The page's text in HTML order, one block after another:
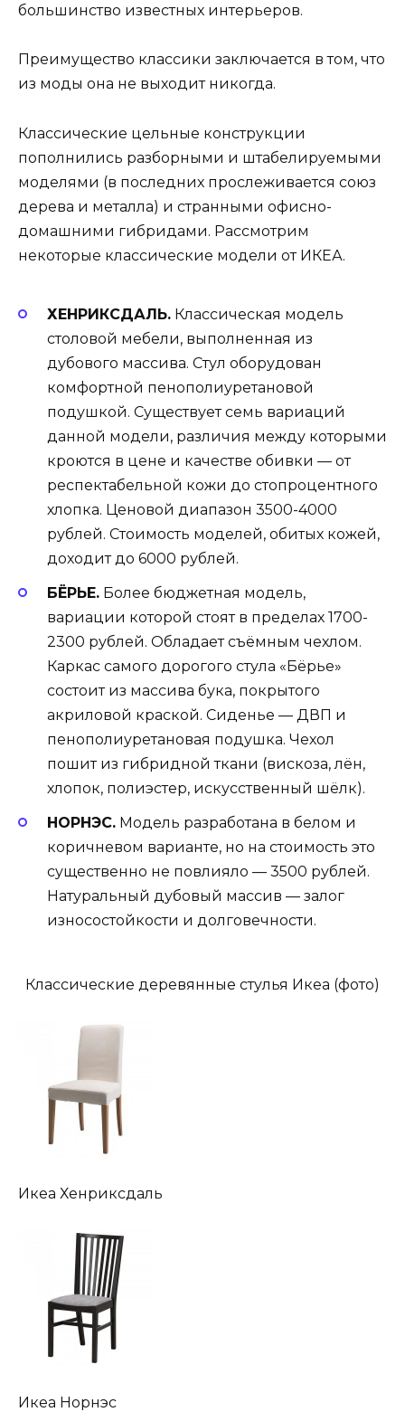
большинство известных интерьеров.
Преимущество классики заключается в том, что
из моды она не выходит никогда.
Классические цельные конструкции
пополнились разборными и штабелируемыми
моделями (в последних прослеживается союз
дерева и металла) и странными офисно-
домашними гибридами. Рассмотрим
некоторые классические модели от ИКЕА.
ХЕНРИКСДАЛЬ. Классическая модель
столовой мебели, выполненная из
дубового массива. Стул оборудован
комфортной пенополиуретановой
подушкой. Существует семь вариаций
данной модели, различия между которыми
кроются в цене и качестве обивки — от
респектабельной кожи до стопроцентного
хлопка. Ценовой диапазон 3500-4000
рублей. Стоимость моделей, обитых кожей,
доходит до 6000 рублей.
БЁРЬЕ. Более бюджетная модель,
вариации которой стоят в пределах 1700-
2300 рублей. Обладает съёмным чехлом.
Каркас самого дорогого стула «Бёрье»
состоит из массива бука, покрытого
акриловой краской. Сиденье — ДВП и
пенополиуретановая подушка. Чехол
пошит из гибридной ткани (вискоза, лён,
хлопок, полиэстер, искусственный шёлк).
НОРНЭС. Модель разработана в белом и
коричневом варианте, но на стоимость это
существенно не повлияло — 3500 рублей.
Натуральный дубовый массив — залог
износостойкости и долговечности.
Классические деревянные стулья Икеа (фото)
Икеа Хенриксдаль
Икеа Норнэс